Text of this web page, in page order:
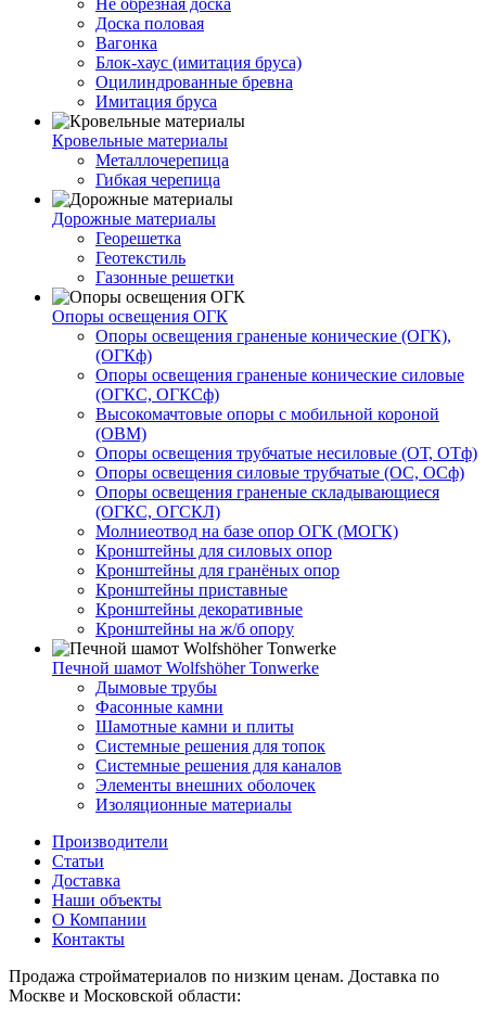
Доска половая
Вагонка
Блок-хаус (имитация бруса)
Оцилиндрованные бревна
Имитация бруса
Кровельные материалы
Металлочерепица
Гибкая черепица
Дорожные материалы
Георешетка
Геотекстиль
Газонные решетки
Опоры освещения ОГК
Опоры освещения граненые конические (ОГК),
(ОГКф)
Опоры освещения граненые конические силовые
(ОГКС, ОГКСф)
Высокомачтовые опоры с мобильной короной
(ОВМ)
Опоры освещения трубчатые несиловые (ОТ, ОТф)
Опоры освещения силовые трубчатые (ОС, ОСф)
Опоры освещения граненые складывающиеся
(ОГКС, ОГСКЛ)
Молниеотвод на базе опор ОГК (МОГК)
Кронштейны для силовых опор
Кронштейны для гранёных опор
Кронштейны приставные
Кронштейны декоративные
Кронштейны на ж/б опору
Печной шамот Wolfshöher Tonwerke
Дымовые трубы
Фасонные камни
Шамотные камни и плиты
Системные решения для топок
Системные решения для каналов
Элементы внешних оболочек
Изоляционные материалы
Производители
Статьи
Доставка
Наши объекты
О Компании
Контакты
Продажа стройматериалов по низким ценам. Доставка по
Москве и Московской области: